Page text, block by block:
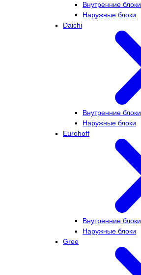
Внутренние блоки
Наружные блоки
Daichi
Внутренние блоки
Наружные блоки
Eurohoff
Внутренние блоки
Наружные блоки
Gree